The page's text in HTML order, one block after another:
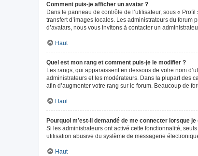
Comment puis-je afficher un avatar ?
Dans le panneau de contrôle de l’utilisateur, sous «
transfert d’images locales. Les administrateurs du
d’avatars, nous vous invitons à contacter un
Haut
Quel est mon rang et comment puis-je le modifier ?
Les rangs, qui apparaissent en dessous de votre nom
administrateurs et les modérateurs. Dans la plupart des
afin d’augmenter votre rang sur le forum. Beaucoup de
Haut
Pourquoi m’est-il demandé de me connecter lorsque
Si les administrateurs ont activé cette fonctionnalité,
utilisation abusive du système de messagerie
Haut